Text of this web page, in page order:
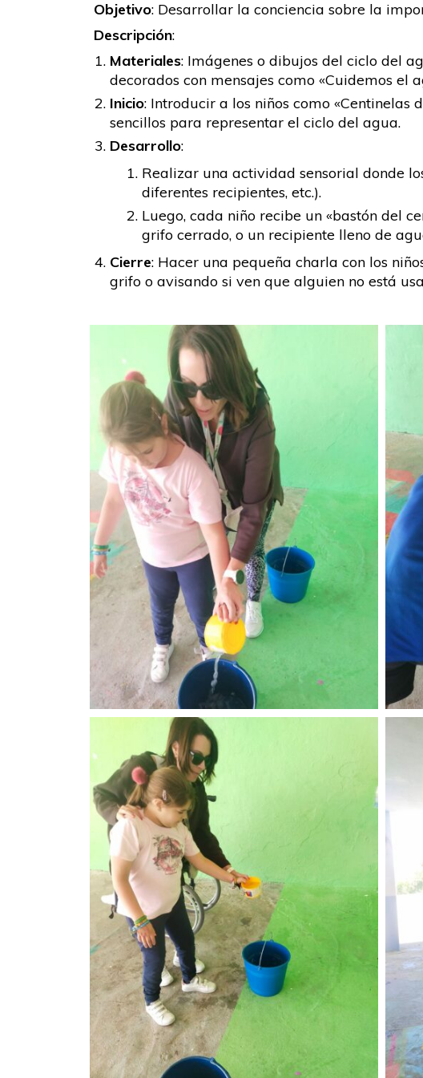
Objetivo: Desarrollar la conciencia sobre la
Descripción:
Materiales: Imágenes o dibujos del ciclo del
decorados con mensajes como «Cuidemos el
Inicio: Introducir a los niños como «Centinelas
sencillos para representar el ciclo del agua.
Desarrollo:
Realizar una actividad sensorial donde
diferentes recipientes, etc.).
Luego, cada niño recibe un «bastón del
grifo cerrado, o un recipiente lleno de
Cierre: Hacer una pequeña charla con los
grifo o avisando si ven que alguien no está